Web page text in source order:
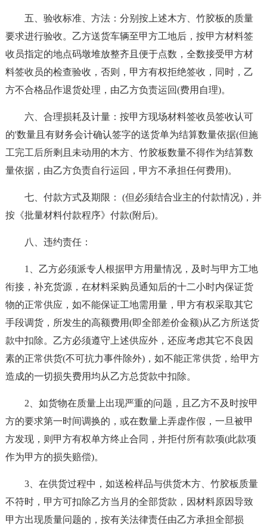
五、验收标准、方法：分别按上述木方、竹胶板的质量
要求进行验收。乙方送货车辆至甲方工地后，按甲方材料签
收员指定的地点码墩堆放整齐且便于点数，全数接受甲方材
料签收员的检查验收，否则，甲方有权拒绝签收，同时，乙
方不合格品作退货处理，由乙方负责运回(费用自理)。
六、合理损耗及计量：按甲方现场材料签收员签收认可
的'数量且有财务会计确认签字的送货单为结算数量依据(但施
工完工后所剩且未动用的木方、竹胶板数量不得作为结算数
量依据，由乙方负责自行运回，甲方不承担任何费用)。
七、付款方式及期限： (但必须结合业主的付款情况)，并
按《批量材料付款程序》付款(附后)。
八、违约责任：
1、乙方必须派专人根据甲方用量情况，及时与甲方工地
衔接，补充货源，在材料采购员通知后的十二小时内保证货
物的正常供应，如不能保证工地需用量，甲方有权采取其它
手段调货，所发生的高额费用(即全部差价金额)从乙方所送货
款中扣除。乙方必须遵守上述供应外，还应考虑其它不良因
素的正常供货(不可抗力事件除外)，如不能正常供货，给甲方
造成的一切损失费用均从乙方总货款中扣除。
2、如货物在质量上出现严重的问题，且乙方不及时按甲
方的要求第一时间调换的，或在数量上弄虚作假，一旦被甲
方发现，则甲方有权单方终止合同，并拒付所有款项(此款项
作为甲方的损失赔偿)。
3、在供货过程中，如送检样品与供货木方、竹胶板质量
不符时，甲方可扣除乙方当月的全部货款，因材料原因导致
甲方出现质量问题的，按有关法律责任由乙方承担全部损